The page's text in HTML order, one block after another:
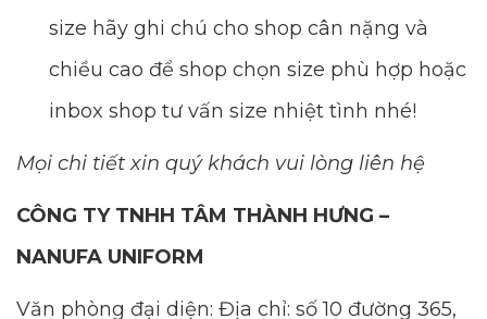
size hãy ghi chú cho shop cân nặng và
chiều cao để shop chọn size phù hợp hoặc
inbox shop tư vấn size nhiệt tình nhé!
Mọi chi tiết xin quý khách vui lòng liên hệ
CÔNG TY TNHH TÂM THÀNH HƯNG –
NANUFA UNIFORM
Văn phòng đại diện: Địa chỉ: số 10 đường 365,